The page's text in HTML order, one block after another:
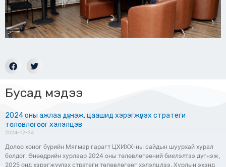
Бусад мэдээ
2024 оны ажлаа дүгнэж, цаашид хэрэгжүүлэх стратеги
төлөвлөгөөг хэлэлцэв
2024-12-24
Долоо хоног бүрийн Мягмар гарагт ЦХИХХ-ны сайдын шуурхай хурал
болдог. Өнөөдрийн хурлаар 2024 оны төлөвлөгөөний биелэлтээ дүгнэж,
2025 онд хэрэгжүүлэх стратеги төлөвлөгөөг хэлэлцлээ. Хурлын эхэнд